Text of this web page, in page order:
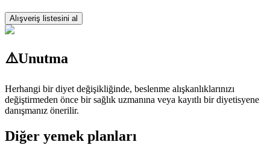
Alışveriş listesini al
⚠️Unutma
Herhangi bir diyet değişikliğinde, beslenme alışkanlıklarınızı
değiştirmeden önce bir sağlık uzmanına veya kayıtlı bir diyetisyene
danışmanız önerilir.
Diğer yemek planları